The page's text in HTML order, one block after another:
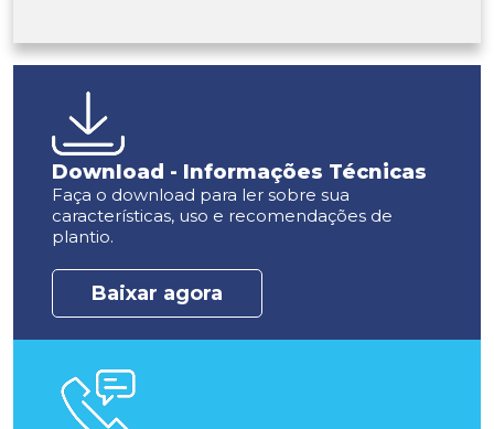
Download - Informações Técnicas
Faça o download para ler sobre sua
características, uso e recomendações de
plantio.
Baixar agora